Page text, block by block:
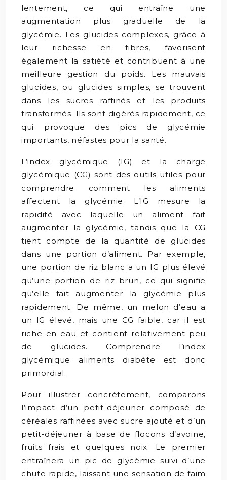
lentement, ce qui entraîne une
augmentation plus graduelle de la
glycémie. Les glucides complexes, grâce à
leur richesse en fibres, favorisent
également la satiété et contribuent à une
meilleure gestion du poids. Les mauvais
glucides, ou glucides simples, se trouvent
dans les sucres raffinés et les produits
transformés. Ils sont digérés rapidement, ce
qui provoque des pics de glycémie
importants, néfastes pour la santé.
L’index glycémique (IG) et la charge
glycémique (CG) sont des outils utiles pour
comprendre comment les aliments
affectent la glycémie. L’IG mesure la
rapidité avec laquelle un aliment fait
augmenter la glycémie, tandis que la CG
tient compte de la quantité de glucides
dans une portion d’aliment. Par exemple,
une portion de riz blanc a un IG plus élevé
qu’une portion de riz brun, ce qui signifie
qu’elle fait augmenter la glycémie plus
rapidement. De même, un melon d’eau a
un IG élevé, mais une CG faible, car il est
riche en eau et contient relativement peu
de glucides. Comprendre l’index
glycémique aliments diabète est donc
primordial.
Pour illustrer concrètement, comparons
l’impact d’un petit-déjeuner composé de
céréales raffinées avec sucre ajouté et d’un
petit-déjeuner à base de flocons d’avoine,
fruits frais et quelques noix. Le premier
entraînera un pic de glycémie suivi d’une
chute rapide, laissant une sensation de faim